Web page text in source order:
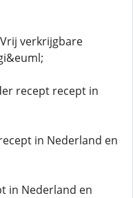
verkrijgbare
recept recept in
in Nederland en
in Nederland en